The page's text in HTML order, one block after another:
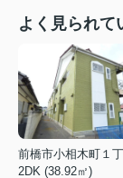
よく見られて
前橋市小相木町１
2DK (38.92㎡)